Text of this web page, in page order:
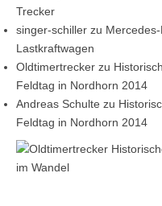
Trecker
singer-schiller zu
Lastkraftwagen
Oldtimertrecker zu
Feldtag in Nordhorn 2014
Andreas Schulte zu
Feldtag in Nordhorn 2014